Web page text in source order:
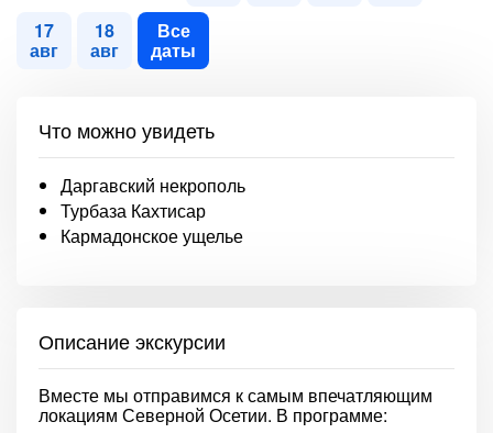
17
авг
18
авг
Все
даты
Что можно увидеть
Даргавский некрополь
Турбаза Кахтисар
Кармадонское ущелье
Описание экскурсии
Вместе мы отправимся к самым впечатляющим
локациям Северной Осетии. В программе: